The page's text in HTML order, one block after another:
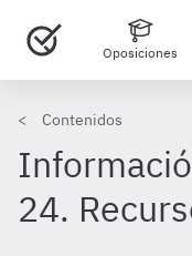
Oposiciones
Contenidos
24.